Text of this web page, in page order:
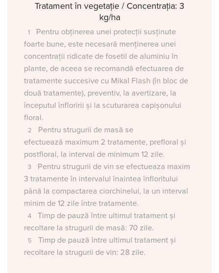
Tratament în vegetație / Concentrația: 3
kg/ha
Pentru obținerea unei protecții susținute
foarte bune, este necesară menținerea unei
concentrații ridicate de fosetil de aluminiu în
plante, de aceea se recomandă efectuarea de
tratamente succesive cu Mikal Flash (în bloc de
două tratamente), preventiv, la avertizare, la
începutul înfloririi și la scuturarea capișonului
floral.
Pentru strugurii de masă se
efectuează maximum 2 tratamente, prefloral și
postfloral, la interval de minimum 12 zile.
Pentru strugurii de vin se efectueaza maxim
3 tratamente în intervalul înaintea înfloritului
până la compactarea ciorchinelui, la un interval
minim de 12 zile între tratamente.
Timp de pauză între ultimul tratament și
recoltare la strugurii de masă: 70 zile.
Timp de pauză între ultimul tratament și
recoltare la strugurii de vin: 28 zile.